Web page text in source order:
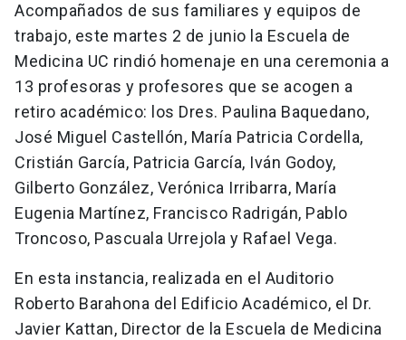
Acompañados de sus familiares y equipos de
trabajo, este martes 2 de junio la Escuela de
Medicina UC rindió homenaje en una ceremonia a
13 profesoras y profesores que se acogen a
retiro académico: los Dres. Paulina Baquedano,
José Miguel Castellón, María Patricia Cordella,
Cristián García, Patricia García, Iván Godoy,
Gilberto González, Verónica Irribarra, María
Eugenia Martínez, Francisco Radrigán, Pablo
Troncoso, Pascuala Urrejola y Rafael Vega.
En esta instancia, realizada en el Auditorio
Roberto Barahona del Edificio Académico, el Dr.
Javier Kattan, Director de la Escuela de Medicina